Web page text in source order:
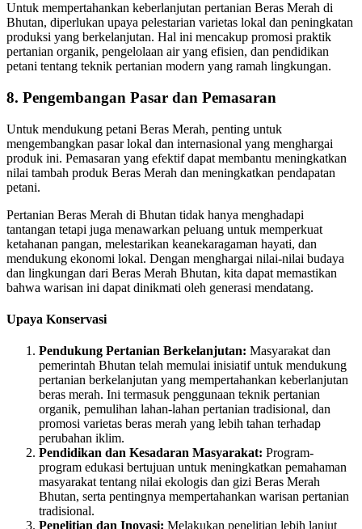
Untuk mempertahankan keberlanjutan pertanian Beras Merah di
Bhutan, diperlukan upaya pelestarian varietas lokal dan peningkatan
produksi yang berkelanjutan. Hal ini mencakup promosi praktik
pertanian organik, pengelolaan air yang efisien, dan pendidikan
petani tentang teknik pertanian modern yang ramah lingkungan.
8. Pengembangan Pasar dan Pemasaran
Untuk mendukung petani Beras Merah, penting untuk
mengembangkan pasar lokal dan internasional yang menghargai
produk ini. Pemasaran yang efektif dapat membantu meningkatkan
nilai tambah produk Beras Merah dan meningkatkan pendapatan
petani.
Pertanian Beras Merah di Bhutan tidak hanya menghadapi
tantangan tetapi juga menawarkan peluang untuk memperkuat
ketahanan pangan, melestarikan keanekaragaman hayati, dan
mendukung ekonomi lokal. Dengan menghargai nilai-nilai budaya
dan lingkungan dari Beras Merah Bhutan, kita dapat memastikan
bahwa warisan ini dapat dinikmati oleh generasi mendatang.
Upaya Konservasi
Pendukung Pertanian Berkelanjutan: Masyarakat dan
pemerintah Bhutan telah memulai inisiatif untuk mendukung
pertanian berkelanjutan yang mempertahankan keberlanjutan
beras merah. Ini termasuk penggunaan teknik pertanian
organik, pemulihan lahan-lahan pertanian tradisional, dan
promosi varietas beras merah yang lebih tahan terhadap
perubahan iklim.
Pendidikan dan Kesadaran Masyarakat: Program-
program edukasi bertujuan untuk meningkatkan pemahaman
masyarakat tentang nilai ekologis dan gizi Beras Merah
Bhutan, serta pentingnya mempertahankan warisan pertanian
tradisional.
Penelitian dan Inovasi: Melakukan penelitian lebih lanjut